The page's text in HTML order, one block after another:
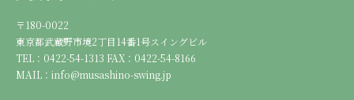
〒180-0022
東京都武蔵野市境2丁目14番1号スイングビル
TEL：0422-54-1313 FAX：0422-54-8166
MAIL：info@musashino-swing.jp